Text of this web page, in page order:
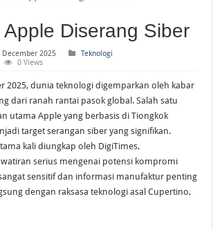
Apple Diserang Siber
December 2025
Teknologi
0 Views
2025, dunia teknologi digemparkan oleh kabar
dari ranah rantai pasok global. Salah satu
utama Apple yang berbasis di Tiongkok
target serangan siber yang signifikan.
kali diungkap oleh DigiTimes,
serius mengenai potensi kompromi
sensitif dan informasi manufaktur penting
dengan raksasa teknologi asal Cupertino,